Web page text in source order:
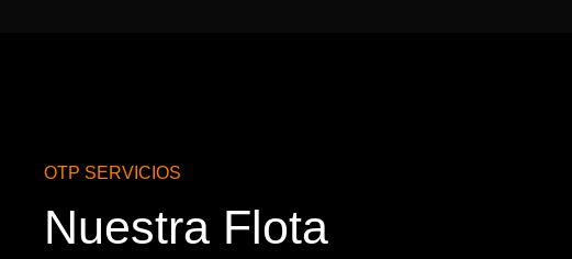
OTP SERVICIOS
Nuestra Flota